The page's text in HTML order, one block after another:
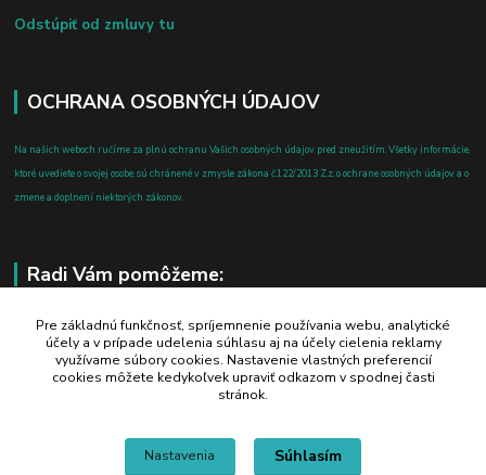
Odstúpiť od zmluvy tu
OCHRANA OSOBNÝCH ÚDAJOV
Na našich weboch ručíme za plnú ochranu Vašich osobných údajov pred zneužitím. Všetky informácie,
ktoré uvediete o svojej osobe, sú chránené v zmysle zákona č.122/2013 Z.z. o ochrane osobných údajov a o
zmene a doplnení niektorých zákonov.
Radi Vám pomôžeme:
+421 908 700 612
po-pia: 8.00 - 16.00
business@jtf.sk
Pre základnú funkčnosť, spríjemnenie používania webu, analytické
účely a v prípade udelenia súhlasu aj na účely cielenia reklamy
využívame súbory cookies. Nastavenie vlastných preferencií
cookies môžete kedykoľvek upraviť odkazom v spodnej časti
stránok.
Nastavenia Súhlasím